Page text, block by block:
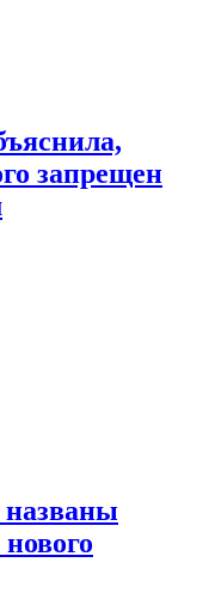
запрещен
названы